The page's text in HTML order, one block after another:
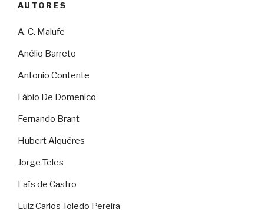
AUTORES
A. C. Malufe
Anélio Barreto
Antonio Contente
Fábio De Domenico
Fernando Brant
Hubert Alquéres
Jorge Teles
Laïs de Castro
Luiz Carlos Toledo Pereira